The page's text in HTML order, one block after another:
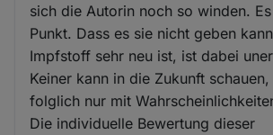
sich die Autorin noch so winden.
Punkt. Dass es sie nicht geben
Impfstoff sehr neu ist, ist dabei
Keiner kann in die Zukunft
folglich nur mit
Die individuelle Bewertung dieser